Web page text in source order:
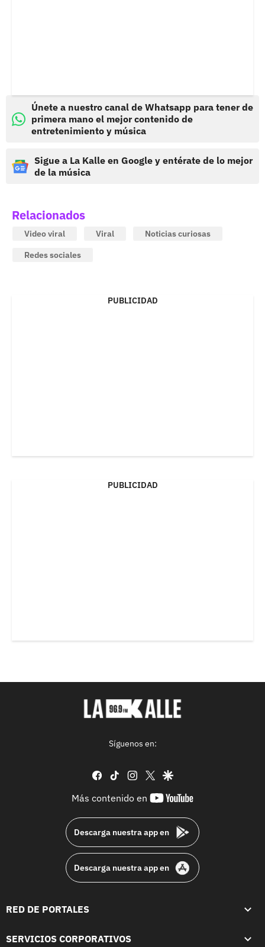
Únete a nuestro canal de Whatsapp para tener de
primera mano el mejor contenido de
entretenimiento y música
Sigue a La Kalle en Google y entérate de lo mejor
de la música
Relacionados
Video viral Viral
Noticias curiosas
Redes sociales
PUBLICIDAD
PUBLICIDAD
Síguenos en:
facebook
tiktok instagram
twittergoogle
Más contenido en
youtube-
Descarga nuestra app en
Descarga nuestra app en
RED DE PORTALES
SERVICIOS CORPORATIVOS